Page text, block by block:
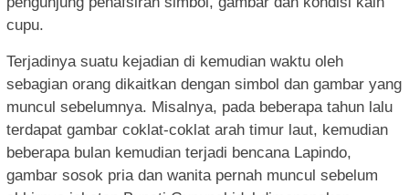
cupu.
Terjadinya suatu kejadian di kemudian waktu oleh
sebagian orang dikaitkan dengan simbol dan gambar yang
muncul sebelumnya. Misalnya, pada beberapa tahun lalu
terdapat gambar coklat-coklat arah timur laut, kemudian
beberapa bulan kemudian terjadi bencana Lapindo,
gambar sosok pria dan wanita pernah muncul sebelum